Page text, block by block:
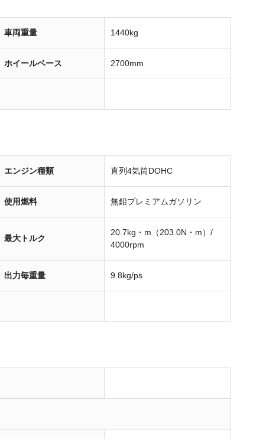
車両重量 1440kg
ホイールベース 2700mm
エンジン種類 直列4気筒DOHC
使用燃料 無鉛プレミアムガソリン
最大トルク
20.7kg・m（203.0N・m）/
4000rpm
出力毎重量 9.8kg/ps